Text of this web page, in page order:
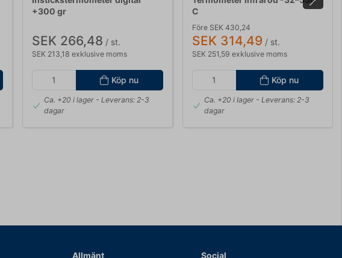
+300 gr
SEK 266,48 / st.
SEK 213,18 exklusive moms
Köp nu
Ca. +20 i lager- Leverans: 2-3
dagar
C
Före SEK 430,24
SEK 314,49 / st.
SEK 251,59 exklusive moms
Köp nu
Ca. +20 i lager- Leverans: 2-3
dagar
Allmänt Social